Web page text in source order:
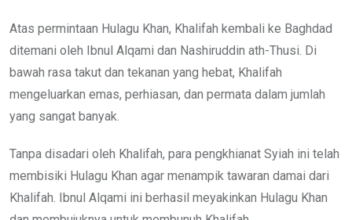
Atas permintaan Hulagu Khan, Khalifah kembali ke Baghdad
ditemani oleh Ibnul Alqami dan Nashiruddin ath-Thusi. Di
bawah rasa takut dan tekanan yang hebat, Khalifah
mengeluarkan emas, perhiasan, dan permata dalam jumlah
yang sangat banyak.
Tanpa disadari oleh Khalifah, para pengkhianat Syiah ini telah
membisiki Hulagu Khan agar menampik tawaran damai dari
Khalifah. Ibnul Alqami ini berhasil meyakinkan Hulagu Khan